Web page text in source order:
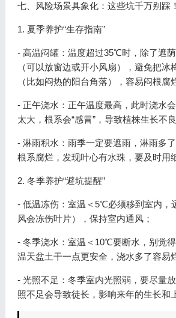
七、风险场景具象化：这些坑千万别踩！
1. 夏季养护“生存指南”
- 高温闷罐：温度超过35℃时，除了遮
（可以放窗边或开小风扇），避免把冰
（比如闷热的阳台角落），容易闷根腐
- 正午浇水：正午温度最高，此时浇水
太大，根系会“感冒”，导致植株生长不良
- 淋雨积水：雨季一定要遮雨，淋雨多了
根系腐烂，发现叶心有水珠，要及时用
2. 冬季养护“避坑提醒”
- 低温冻伤：室温＜5℃必须移到室内，
风会冻伤叶片），保持室内通风；
- 冬季浇水：室温＜10℃要断水，别觉得
温天盆土干一点更安全，浇水多了容易
- 光照不足：冬季室内光照弱，要尽量
照不足会导致徒长，影响来年的生长和